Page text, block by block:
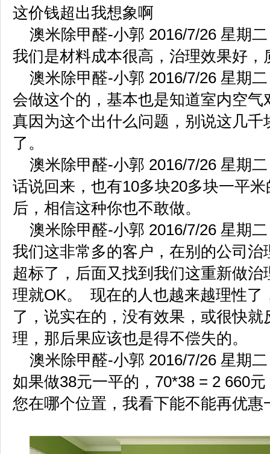
这价钱超出我想象啊
澳米除甲醛-小郭 2016/7/26 星期
我们是材料成本很高，治理效果好，
澳米除甲醛-小郭 2016/7/26 星期
会做这个的，基本也是知道室内空
真因为这个出什么问题，别说这几
了。
澳米除甲醛-小郭 2016/7/26 星期
话说回来，也有10多块20多块一平
后，相信这种你也不敢做。
澳米除甲醛-小郭 2016/7/26 星期
我们这非常多的客户，在别的公司
超标了，后面又找到我们这重新做
理就OK。 现在的人也越来越理性了
了，说实在的，没有效果，或很快
理，那后果应该也是得不偿失的。
澳米除甲醛-小郭 2016/7/26 星期
如果做38元一平的，70*38 = 2 660
您在哪个位置，我看下能不能再优惠